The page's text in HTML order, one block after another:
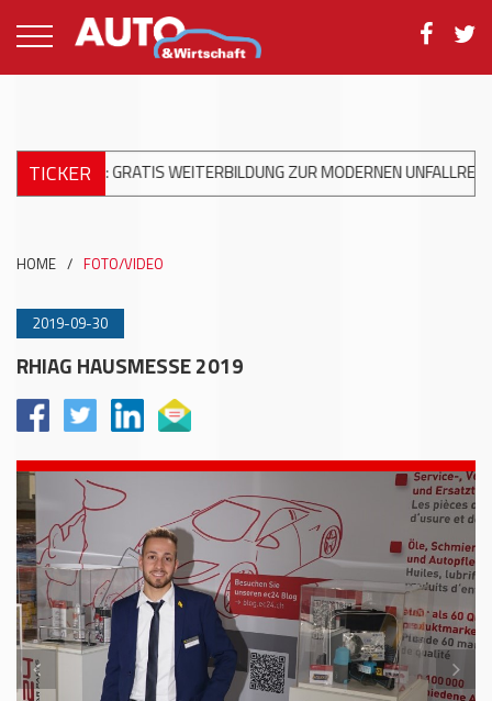
TICKER
ZUR MODERNEN UNFALLREPARATUR +++ DKV MOBILITY
HOME / FOTO/VIDEO
2019-09-30
RHIAG HAUSMESSE 2019